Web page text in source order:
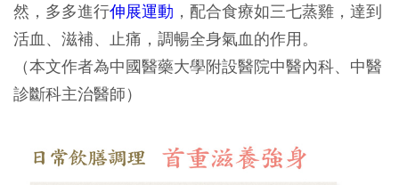
然，多多進行伸展運動 ，配合食療如三七蒸雞，達到
活血、滋補、止痛，調暢全身氣血的作用。
（本文作者為中國醫藥大學附設醫院中醫內科、中醫
診斷科主治醫師）